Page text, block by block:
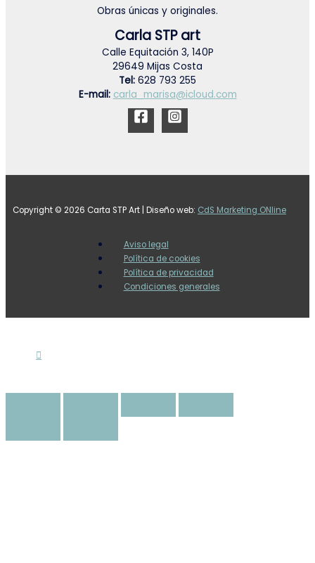
Obras únicas y originales.
Carla STP art
Calle Equitación 3, 140P
29649 Mijas Costa
Tel: 628 793 255
E-mail: carla_marisa@icloud.com
Copyright © 2026 Carta STP Art | Diseño web: CdS Marketing ONline
Aviso legal
Política de cookies
Política de privacidad
Condiciones generales